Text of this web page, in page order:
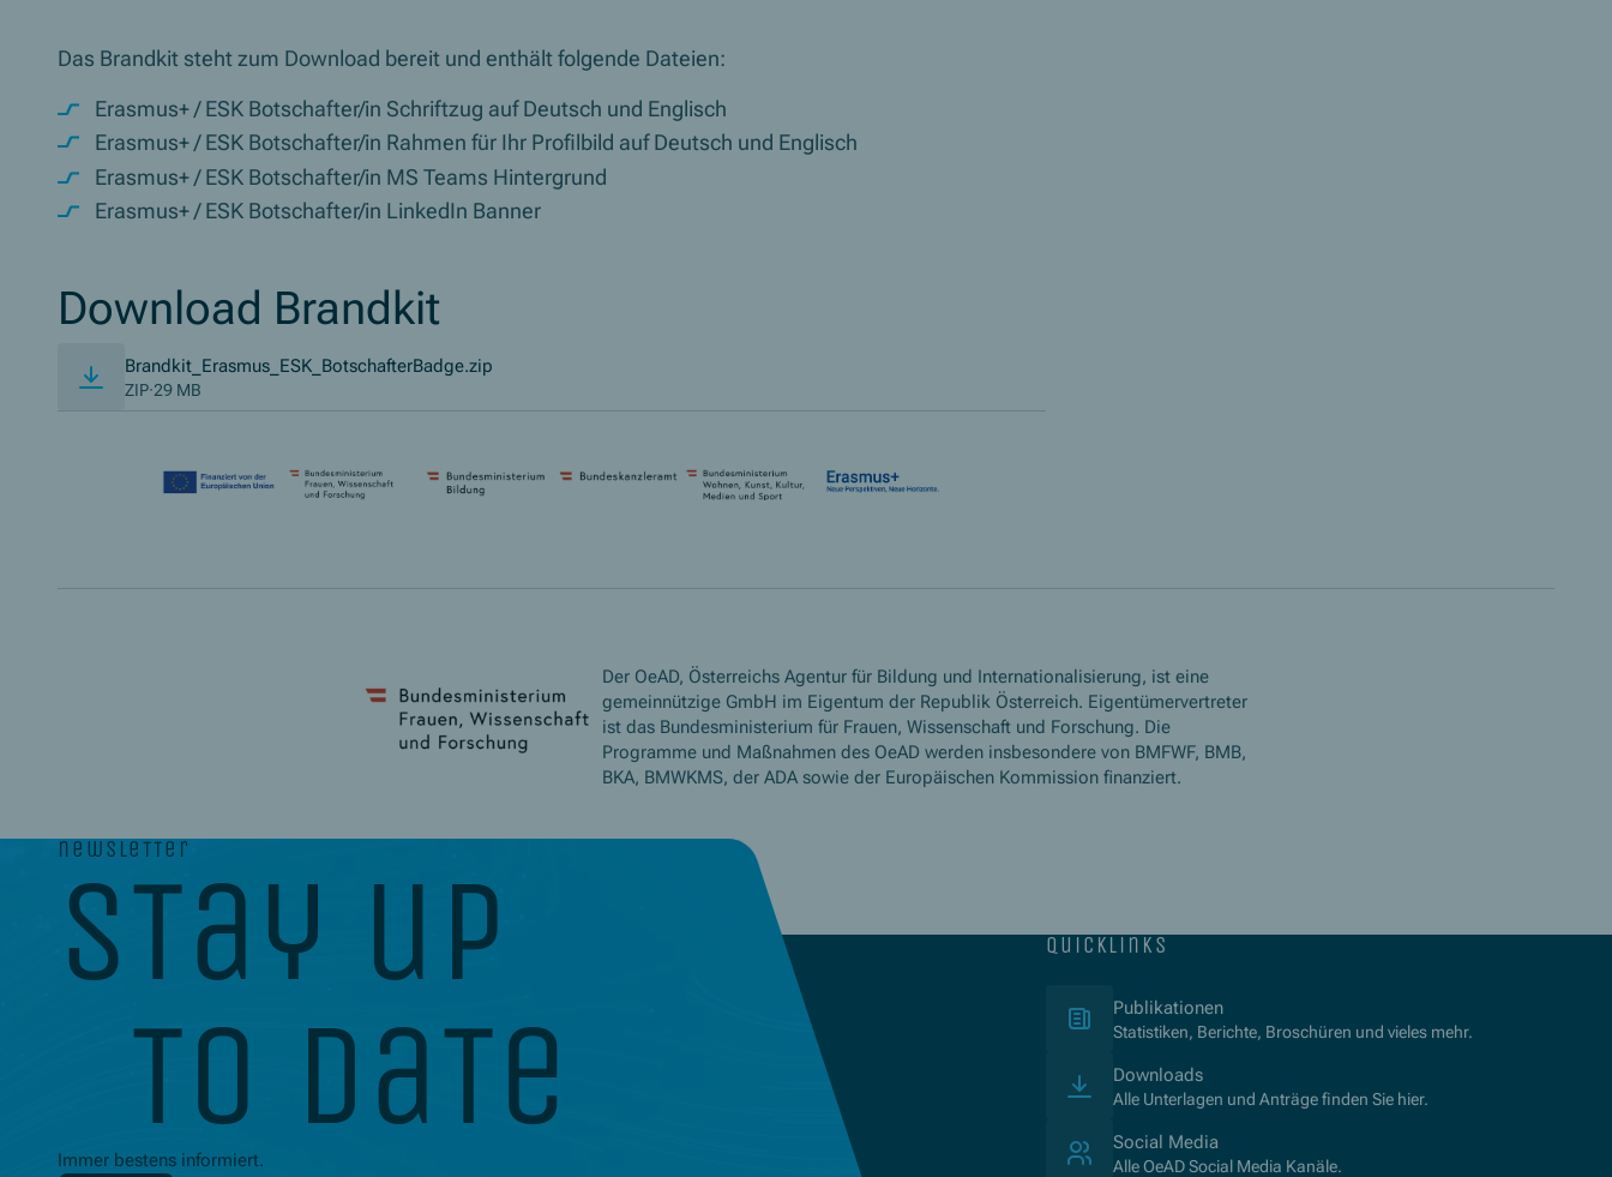
Das Brandkit steht zum Download bereit und enthält folgende Dateien:
Erasmus+ / ESK Botschafter/in Schriftzug auf Deutsch und Englisch
Erasmus+ / ESK Botschafter/in Rahmen für Ihr Profilbild auf Deutsch und Englisch
Erasmus+ / ESK Botschafter/in MS Teams Hintergrund
Erasmus+ / ESK Botschafter/in LinkedIn Banner
Download Brandkit
Brandkit_Erasmus_ESK_BotschafterBadge.zip
ZIP·29 MB
Der OeAD, Österreichs Agentur für Bildung und Internationalisierung, ist eine
gemeinnützige GmbH im Eigentum der Republik Österreich. Eigentümervertreter
ist das Bundesministerium für Frauen, Wissenschaft und Forschung. Die
Programme und Maßnahmen des OeAD werden insbesondere von BMFWF, BMB,
BKA, BMWKMS, der ADA sowie der Europäischen Kommission finanziert.
newsletter
stay up
to date
Immer bestens informiert.
quicklinks
Publikationen(Öffnet in neuem Fenster)
Statistiken, Berichte, Broschüren und vieles mehr.
Downloads
Alle Unterlagen und Anträge finden Sie hier.
Social Media
Alle OeAD Social Media Kanäle.